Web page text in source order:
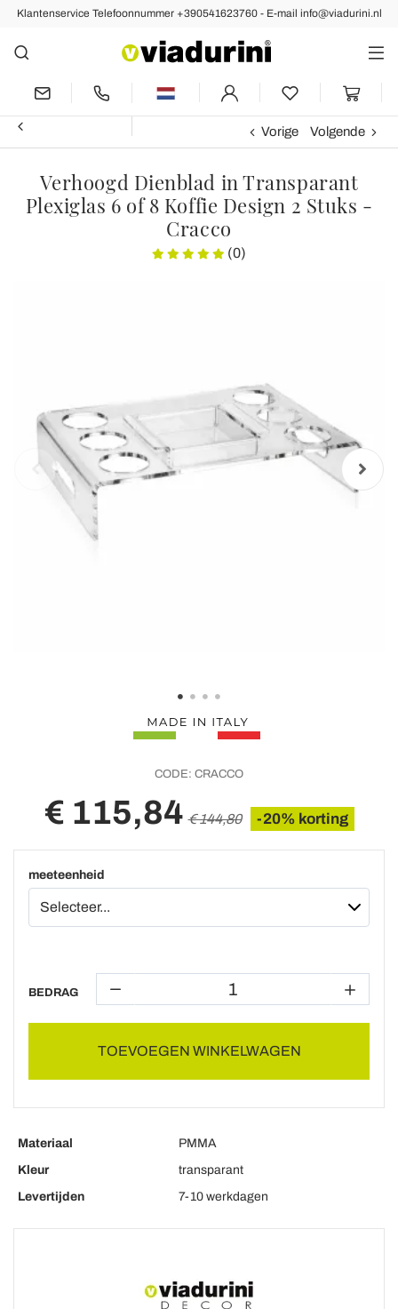
Klantenservice Telefoonnummer +390541623760 - E-mail info@viadurini.nl
Vorige Volgende
Verhoogd Dienblad in Transparant
Plexiglas 6 of 8 Koffie Design 2 Stuks -
Cracco
(0)
CODE: CRACCO
€ 115,84 € 144,80 -20% korting
meeteenheid
BEDRAG
TOEVOEGEN WINKELWAGEN
Materiaal
PMMA
Kleur
transparant
Levertijden
7-10 werkdagen